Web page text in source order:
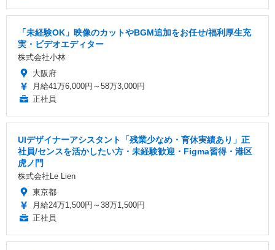
「未経験OK」映像のカットやBGM追加をお任せ/福利厚生充
実・ビデオエディター
株式会社小林
大阪府
月給41万6,000円～58万3,000円
正社員
UIデザイナーアシスタント「残業少なめ・育休実績あり」正
社員/センスを活かしたい方・未経験歓迎・Figma習得・港区
虎ノ門
株式会社Le Lien
東京都
月給24万1,500円～38万1,500円
正社員